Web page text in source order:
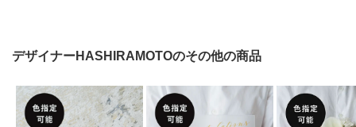
デザイナーHASHIRAMOTOのその他の商品